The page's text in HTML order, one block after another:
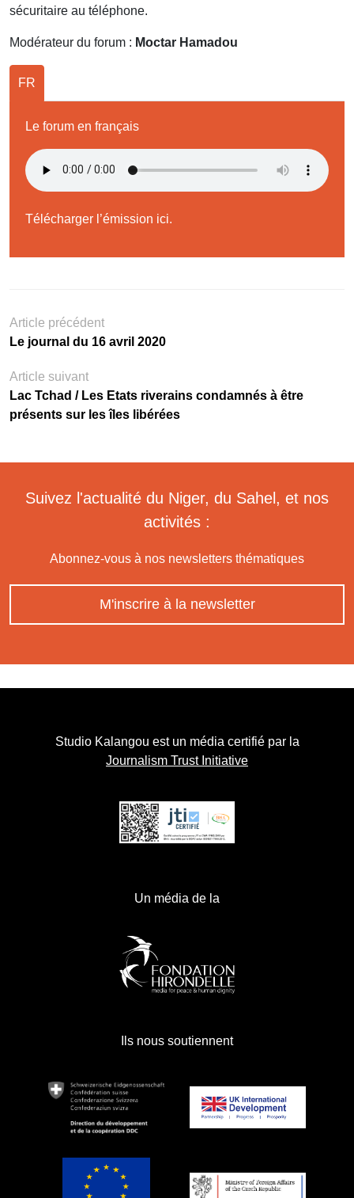
sécuritaire au téléphone.
Modérateur du forum : Moctar Hamadou
FR
Le forum en français
Télécharger l’émission ici.
Article précédent
Le journal du 16 avril 2020
Article suivant
Lac Tchad / Les Etats riverains condamnés à être
présents sur les îles libérées
Suivez l'actualité du Niger, du Sahel, et nos
activités :
Abonnez-vous à nos newsletters thématiques
M'inscrire à la newsletter
Studio Kalangou est un média certifié par la
Journalism Trust Initiative
Un média de la
Ils nous soutiennent